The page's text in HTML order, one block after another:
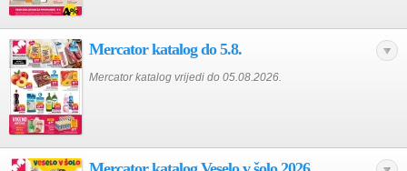
Mercator katalog do 5.8.
Mercator katalog vrijedi do 05.08.2026.